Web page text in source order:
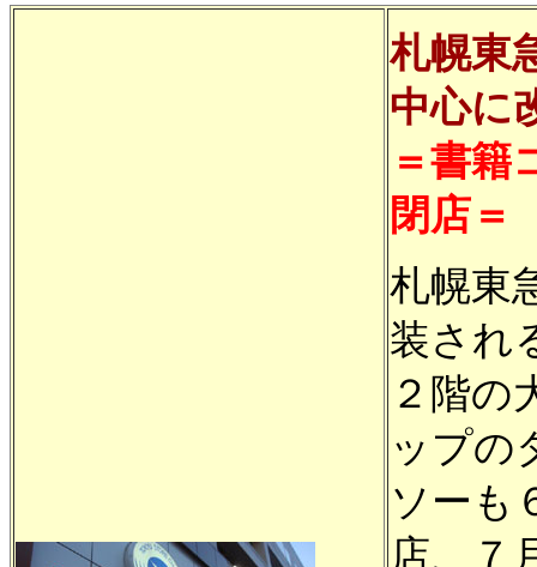
札幌東
中心に
＝書籍
閉店＝
札幌東
装され
２階の
ップの
ソーも
店、７